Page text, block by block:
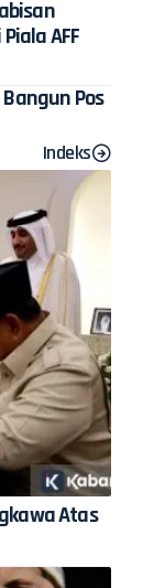
AFF
Pos
Indeks
Atas